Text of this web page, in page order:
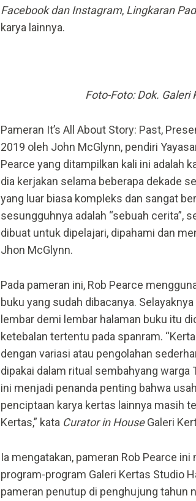
Facebook dan Instagram, Lingkaran
karya lainnya.
Foto-Foto: Dok. Galeri
Pameran It’s All About Story: Past,
2019 oleh John McGlynn, pendiri
Pearce yang ditampilkan kali ini adalah
dia kerjakan selama beberapa dekade
yang luar biasa kompleks dan sangat
sesungguhnya adalah “sebuah cerita”,
dibuat untuk dipelajari, dipahami dan
Jhon McGlynn.
Pada pameran ini, Rob Pearce
buku yang sudah dibacanya.
lembar demi lembar halaman buku itu
ketebalan tertentu pada spanram.
dengan variasi atau pengolahan
dipakai dalam ritual sembahyang warga
ini menjadi penanda penting bahwa
penciptaan karya kertas lainnya masih
Kertas,” kata Curator in HouseGaleri
Ia mengatakan, pameran Rob Pearce
program-program Galeri Kertas Studio
pameran penutup di penghujung tahun